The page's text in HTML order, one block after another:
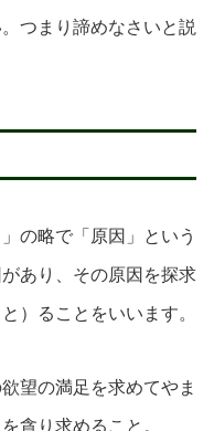
つまり諦めなさいと説
」の略で「原因」という
あり、その原因を探求
）ることをいいます。
望の満足を求めてやま
貪り求めること。